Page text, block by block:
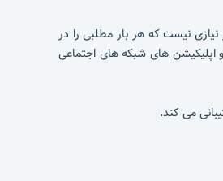
نیست که هر بار مطلبی را در
اپلیکیشن های شبکه های اجتماعی
می کند.